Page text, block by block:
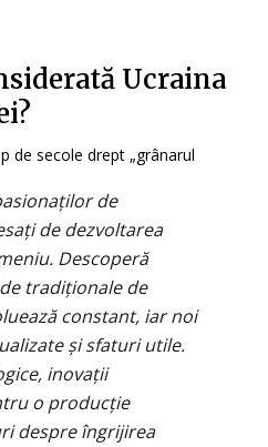
Ucraina
de secole drept „grânarul
de
de dezvoltarea
Descoperă
tradiționale de
constant, iar noi
și sfaturi utile.
inovații
o producție
despre îngrijirea